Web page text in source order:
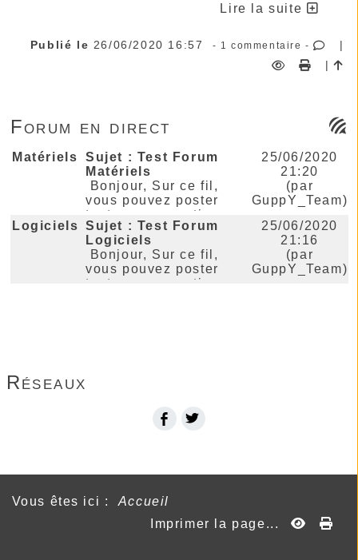
l'important étant le contenu, c'est à vous qu'il
préférable de sélectionner Confirmation
contenus inappropriés.
A vous de voir !
Lire la suite
Publié le 26/06/2020 16:57 - 1 commentaire -
|
|
Forum en direct
Matériels Sujet : Test Forum
Matériels
Bonjour, Sur ce fil,
vous pouvez poster
toutes vos questions
concernant la partie
"Matériels".
Cordialement La
GuppY Team ...
25/06/2020
21:20
(par
GuppY_Team)
Logiciels Sujet : Test Forum
Logiciels
Bonjour, Sur ce fil,
vous pouvez poster
toutes vos questions
25/06/2020
21:16
(par
GuppY_Team)
Réseaux
Vous êtes ici : Accueil
Imprimer la page...